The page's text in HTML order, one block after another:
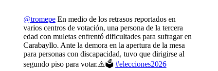
@tromepe En medio de los retrasos reportados en
varios centros de votación, una persona de la tercera
edad con muletas enfrentó dificultades para sufragar en
Carabayllo. Ante la demora en la apertura de la mesa
para personas con discapacidad, tuvo que dirigirse al
segundo piso para votar.⚠️🗳️ #elecciones2026